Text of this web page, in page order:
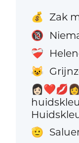
💰 Zak
🔞
❤️‍🩹
😺
👩🏻‍❤️‍💋‍👩
🫡